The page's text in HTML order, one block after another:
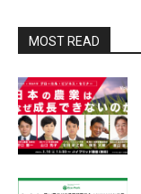
MOST READ